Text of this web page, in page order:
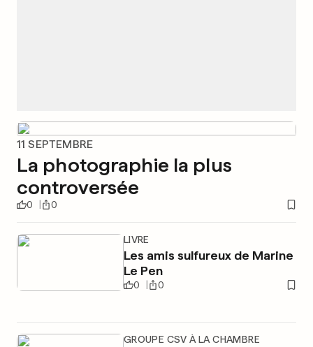
11 SEPTEMBRE
La photographie la plus
controversée
0 0
LIVRE
Les amis sulfureux de Marine
Le Pen
0 0
GROUPE CSV À LA CHAMBRE